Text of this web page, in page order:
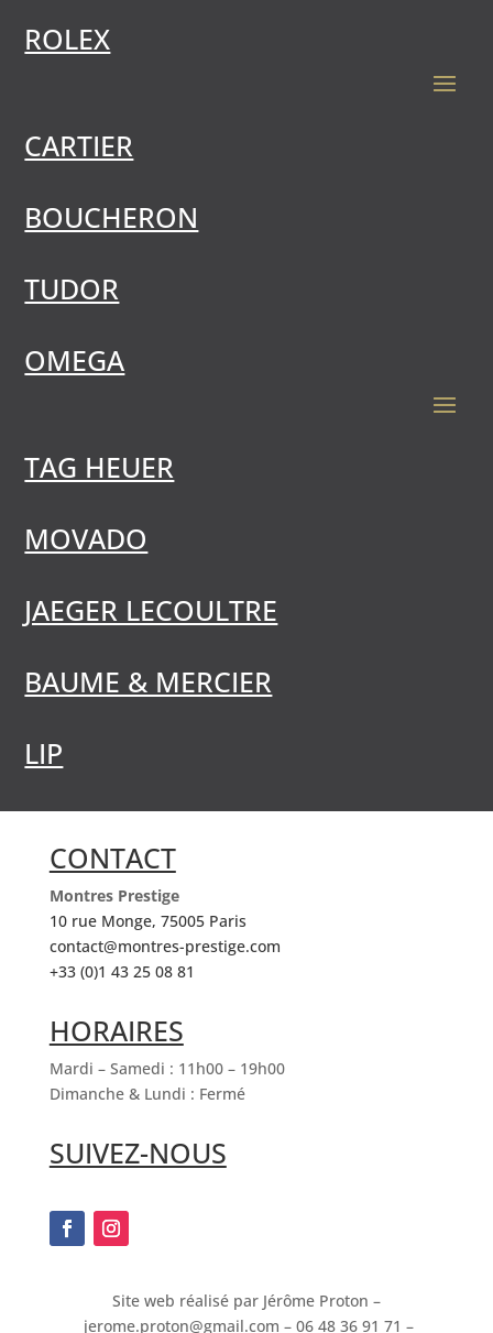
ROLEX
CARTIER
BOUCHERON
TUDOR
OMEGA
TAG HEUER
MOVADO
JAEGER LECOULTRE
BAUME & MERCIER
LIP
CONTACT
Montres Prestige
10 rue Monge, 75005 Paris
contact@montres-prestige.com
+33 (0)1 43 25 08 81
HORAIRES
Mardi – Samedi : 11h00 – 19h00
Dimanche & Lundi : Fermé
SUIVEZ-NOUS
Site web réalisé par Jérôme Proton –
jerome.proton@gmail.com – 06 48 36 91 71 –